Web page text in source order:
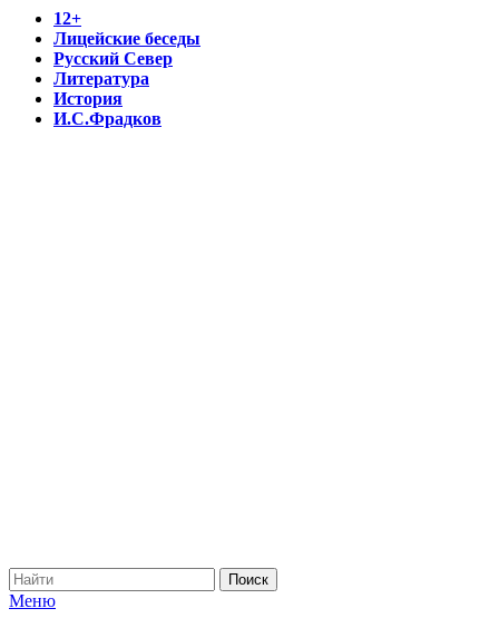
12+
Лицейские беседы
Русский Север
Литература
История
И.С.Фрадков
Меню